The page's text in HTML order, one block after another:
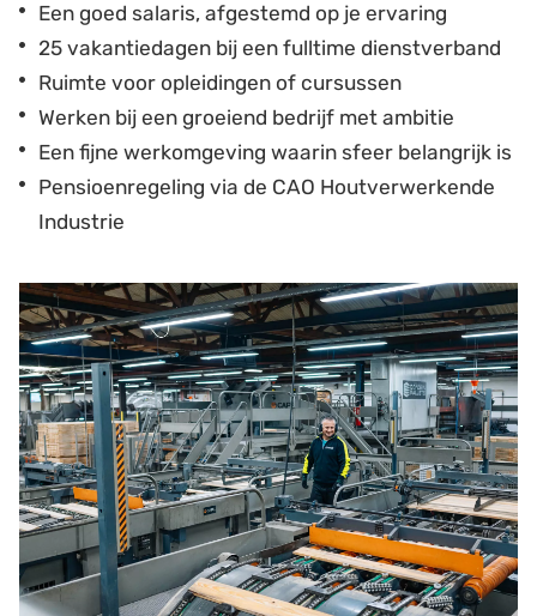
Een goed salaris, afgestemd op je ervaring
25 vakantiedagen bij een fulltime dienstverband
Ruimte voor opleidingen of cursussen
Werken bij een groeiend bedrijf met ambitie
Een fijne werkomgeving waarin sfeer belangrijk is
Pensioenregeling via de CAO Houtverwerkende
Industrie